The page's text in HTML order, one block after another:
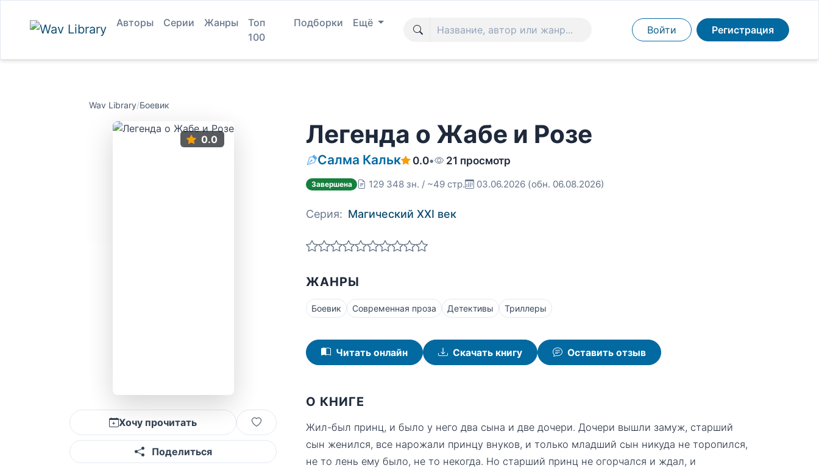
Авторы Серии Жанры
Топ
100
Подборки Ещё
Войти Регистрация
Wav Library/Боевик
0.0
Хочу прочитать
Поделиться
Легенда о Жабе и Розе
Салма Кальк 0.0• 21 просмотр
Завершена 129 348 зн. / ~49 стр. 03.06.2026 (обн. 06.08.2026)
Серия: Магический XXI век
ЖАНРЫ
Боевик Современная проза Детективы Триллеры
Читать онлайн Скачать книгу Оставить отзыв
О КНИГЕ
Жил-был принц, и было у него два сына и две дочери. Дочери вышли замуж, старший
сын женился, все нарожали принцу внуков, и только младший сын никуда не торопился,
не то лень ему было, не то некогда. Но старший принц не огорчался и ждал, и